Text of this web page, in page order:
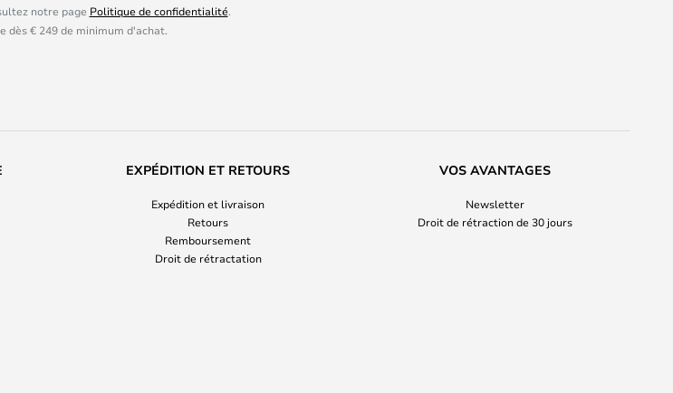
notre page Politique de confidentialité.
dès € 249 de minimum d'achat.
EXPÉDITION ET RETOURS
Expédition et livraison
Retours
Remboursement
Droit de rétractation
VOS AVANTAGES
Newsletter
Droit de rétraction de 30 jours